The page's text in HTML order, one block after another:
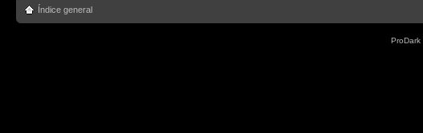
Índice general